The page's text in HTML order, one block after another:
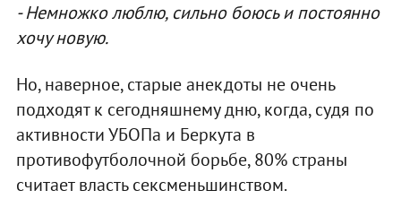
- Немножко люблю, сильно боюсь и постоянно
хочу новую.
Но, наверное, старые анекдоты не очень
подходят к сегодняшнему дню, когда, судя по
активности УБОПа и Беркута в
противофутболочной борьбе, 80% страны
считает власть сексменьшинством.